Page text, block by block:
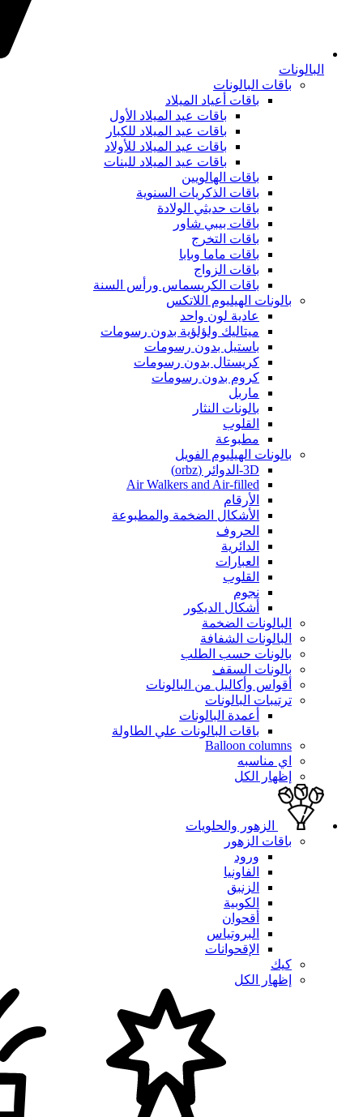
البالونات
باقات البالونات
باقات أعياد الميلاد
باقات عيد الميلاد الأول
باقات عيد الميلاد للكبار
باقات عيد الميلاد للأولاد
باقات عيد الميلاد للبنات
باقات الهالويين
باقات الذكريات السنوية
باقات حديثي الولادة
باقات بيبي شاور
باقات التخرج
باقات ماما وبابا
باقات الزواج
باقات الكريسماس ورأس السنة
بالونات الهيليوم اللاتكس
عادية لون واحد
ميتاليك ولؤلؤية بدون رسومات
باستيل بدون رسومات
كريستال بدون رسومات
كروم بدون رسومات
ماربل
بالونات النثار
القلوب
مطبوعة
بالونات الهيليوم الفويل
3D-الدوائر (orbz)
Air Walkers and Air-filled
الأرقام
الأشكال الضخمة والمطبوعة
الحروف
الدائرية
العبارات
القلوب
نجوم
أشكال الديكور
البالونات الضخمة
البالونات الشفافة
بالونات حسب الطلب
بالونات السقف
أقواس وأكاليل من البالونات
ترتيبات البالونات
أعمدة البالونات
باقات البالونات علي الطاولة
Balloon columns
اي مناسبه
إظهار الكل
الزهور والحلويات
باقات الزهور
ورود
الفاونيا
الزنبق
الكوبية
أقحوان
البروتياس
الإقحوانات
كيك
إظهار الكل